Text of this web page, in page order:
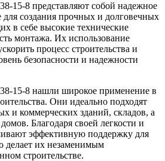
15-8 представляют собой надежное
создания прочных и долговечных
в себе высокие технические
монтажа. Их использование
процесс строительства и
безопасности и надежности
15-8 нашли широкое применение в
Они идеально подходят
и коммерческих зданий, складов, а
Благодаря своей легкости и
эффективную поддержку для
делает их незаменимым
строительстве.